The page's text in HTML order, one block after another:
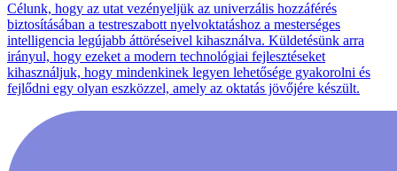
Célunk, hogy az utat vezényeljük az univerzális hozzáférés
biztosításában a testreszabott nyelvoktatáshoz a mesterséges
intelligencia legújabb áttöréseivel kihasználva. Küldetésünk arra
irányul, hogy ezeket a modern technológiai fejlesztéseket
kihasználjuk, hogy mindenkinek legyen lehetősége gyakorolni és
fejlődni egy olyan eszközzel, amely az oktatás jövőjére készült.